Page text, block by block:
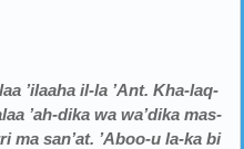
’ilaaha il-la ’Ant. Kha-laq-
’ah-dika wa wa’dika mas-
ma san’at. ’Aboo-u la-ka bi